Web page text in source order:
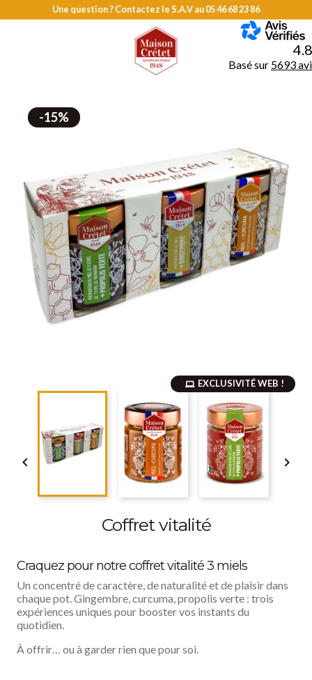
MENU
Une question ? Contactez le S.A.V au05 46 68 23 86
4.8
Basé sur 5693
EXCLUSIVITÉ WEB !
-15%
 
Coffret vitalité
Craquez pour notre coffret vitalité 3 miels
Un concentré de caractère, de naturalité et de plaisir dans
chaque pot. Gingembre, curcuma, propolis verte : trois
expériences uniques pour booster vos instants du
quotidien.
À offrir… ou à garder rien que pour soi.